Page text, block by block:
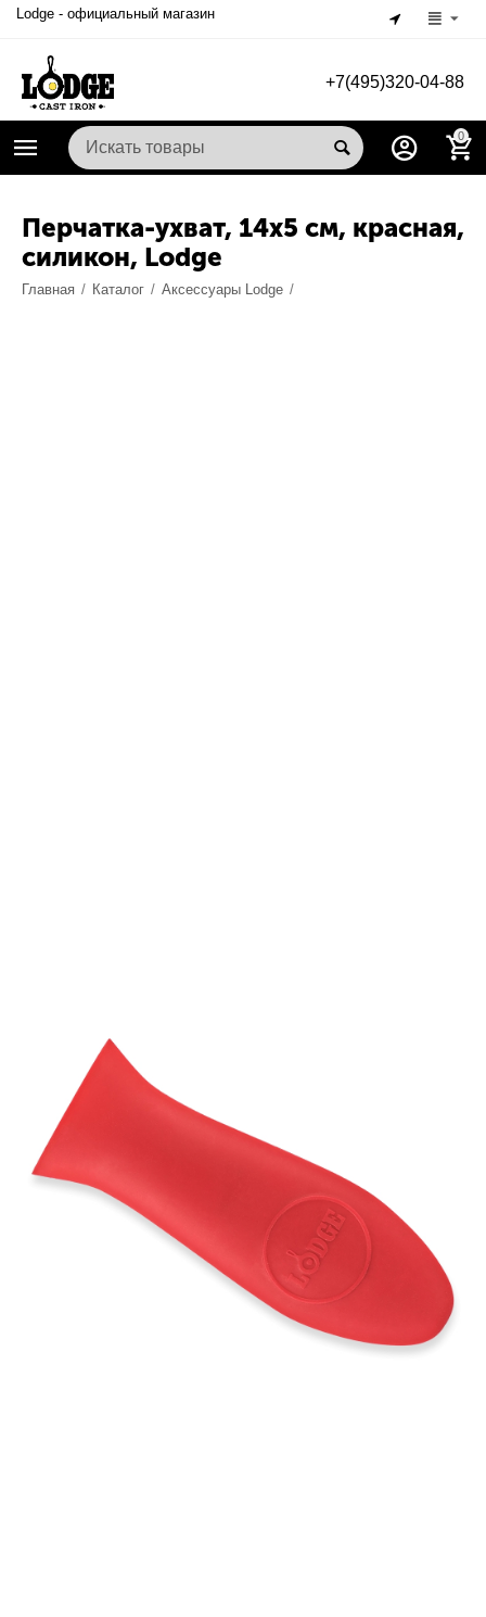
Lodge - официальный магазин
+7(495)320-04-88
0
Перчатка-ухват, 14x5 см, красная,
силикон, Lodge
Главная / Каталог / Аксессуары Lodge /